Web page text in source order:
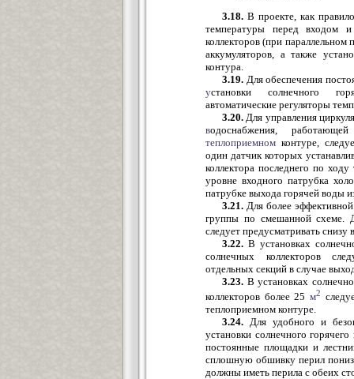
3.18. В проекте, как
температуры перед входом
коллекторов (при параллельном
аккумуляторов, а также
контура.
3.19. Для обеспечения
установки солнечного
автоматические регуляторы
3.20. Для управления
водоснабжения,
теплоприемном контуре,
один датчик которых
коллектора последнего по
уровне входного патрубка
патрубке выхода горячей воды
3.21. Для более
группы по смешанной схеме.
следует предусматривать снизу
3.22. В установках
солнечных коллекторов
отдельных секций в случае
3.23. В установках
коллекторов более 25 м2
теплоприемном контуре.
3.24. Для удобного и
установки солнечного
постоянные площадки и
сплошную обшивку перил
должны иметь перила с обеих